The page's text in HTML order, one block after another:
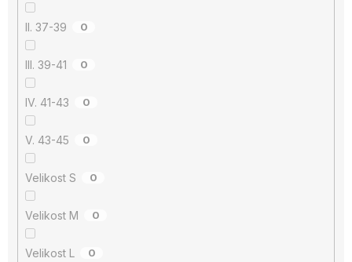
II. 37-39 0
III. 39-41 0
IV. 41-43 0
V. 43-45 0
Velikost S 0
Velikost M 0
Velikost L 0